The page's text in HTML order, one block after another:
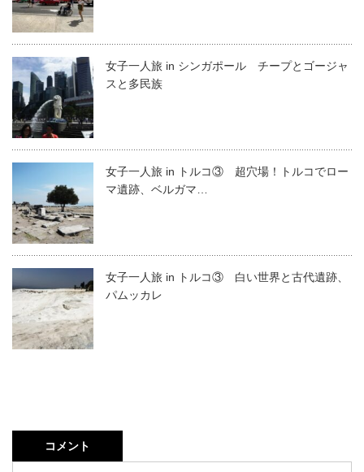
女子一人旅 in シンガポール チープとゴージャ
スと多民族
女子一人旅 in トルコ③ 超穴場！トルコでロー
マ遺跡、ベルガマ…
女子一人旅 in トルコ③ 白い世界と古代遺跡、
パムッカレ
コメント